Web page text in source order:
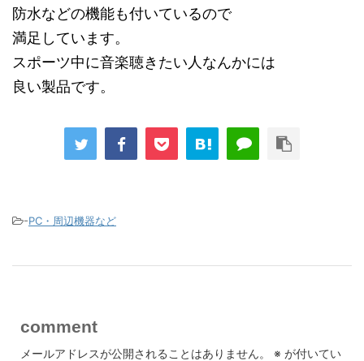
防水などの機能も付いているので
満足しています。
スポーツ中に音楽聴きたい人なんかには
良い製品です。
-PC・周辺機器など
comment
メールアドレスが公開されることはありません。 ※ が付いてい